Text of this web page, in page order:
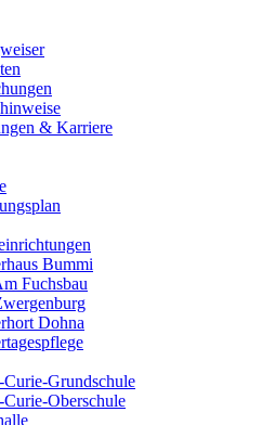
& Karriere
Bummi
Fuchsbau
Dohna
Grundschule
Oberschule